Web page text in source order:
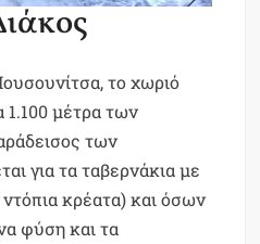
το χωριό
1.100 μέτρα των
των
για τα ταβερνάκια με
κρέατα) και όσων
φύση και τα